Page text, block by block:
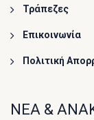
Τράπεζες
Επικοινωνία
Πολιτική
ΝΕΑ &